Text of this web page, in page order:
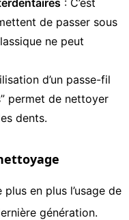
de passer sous
ne peut
d’un passe-fil
permet de nettoyer
dents.
en plus l’usage de
génération.